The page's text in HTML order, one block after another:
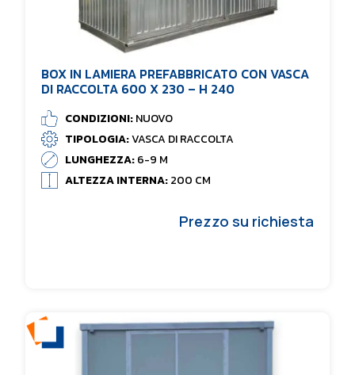
BOX IN LAMIERA PREFABBRICATO CON VASCA
DI RACCOLTA 600 X 230 – H 240
CONDIZIONI:NUOVO
TIPOLOGIA:VASCA DI RACCOLTA
LUNGHEZZA:6-9 M
ALTEZZA INTERNA:200 CM
Prezzo su richiesta